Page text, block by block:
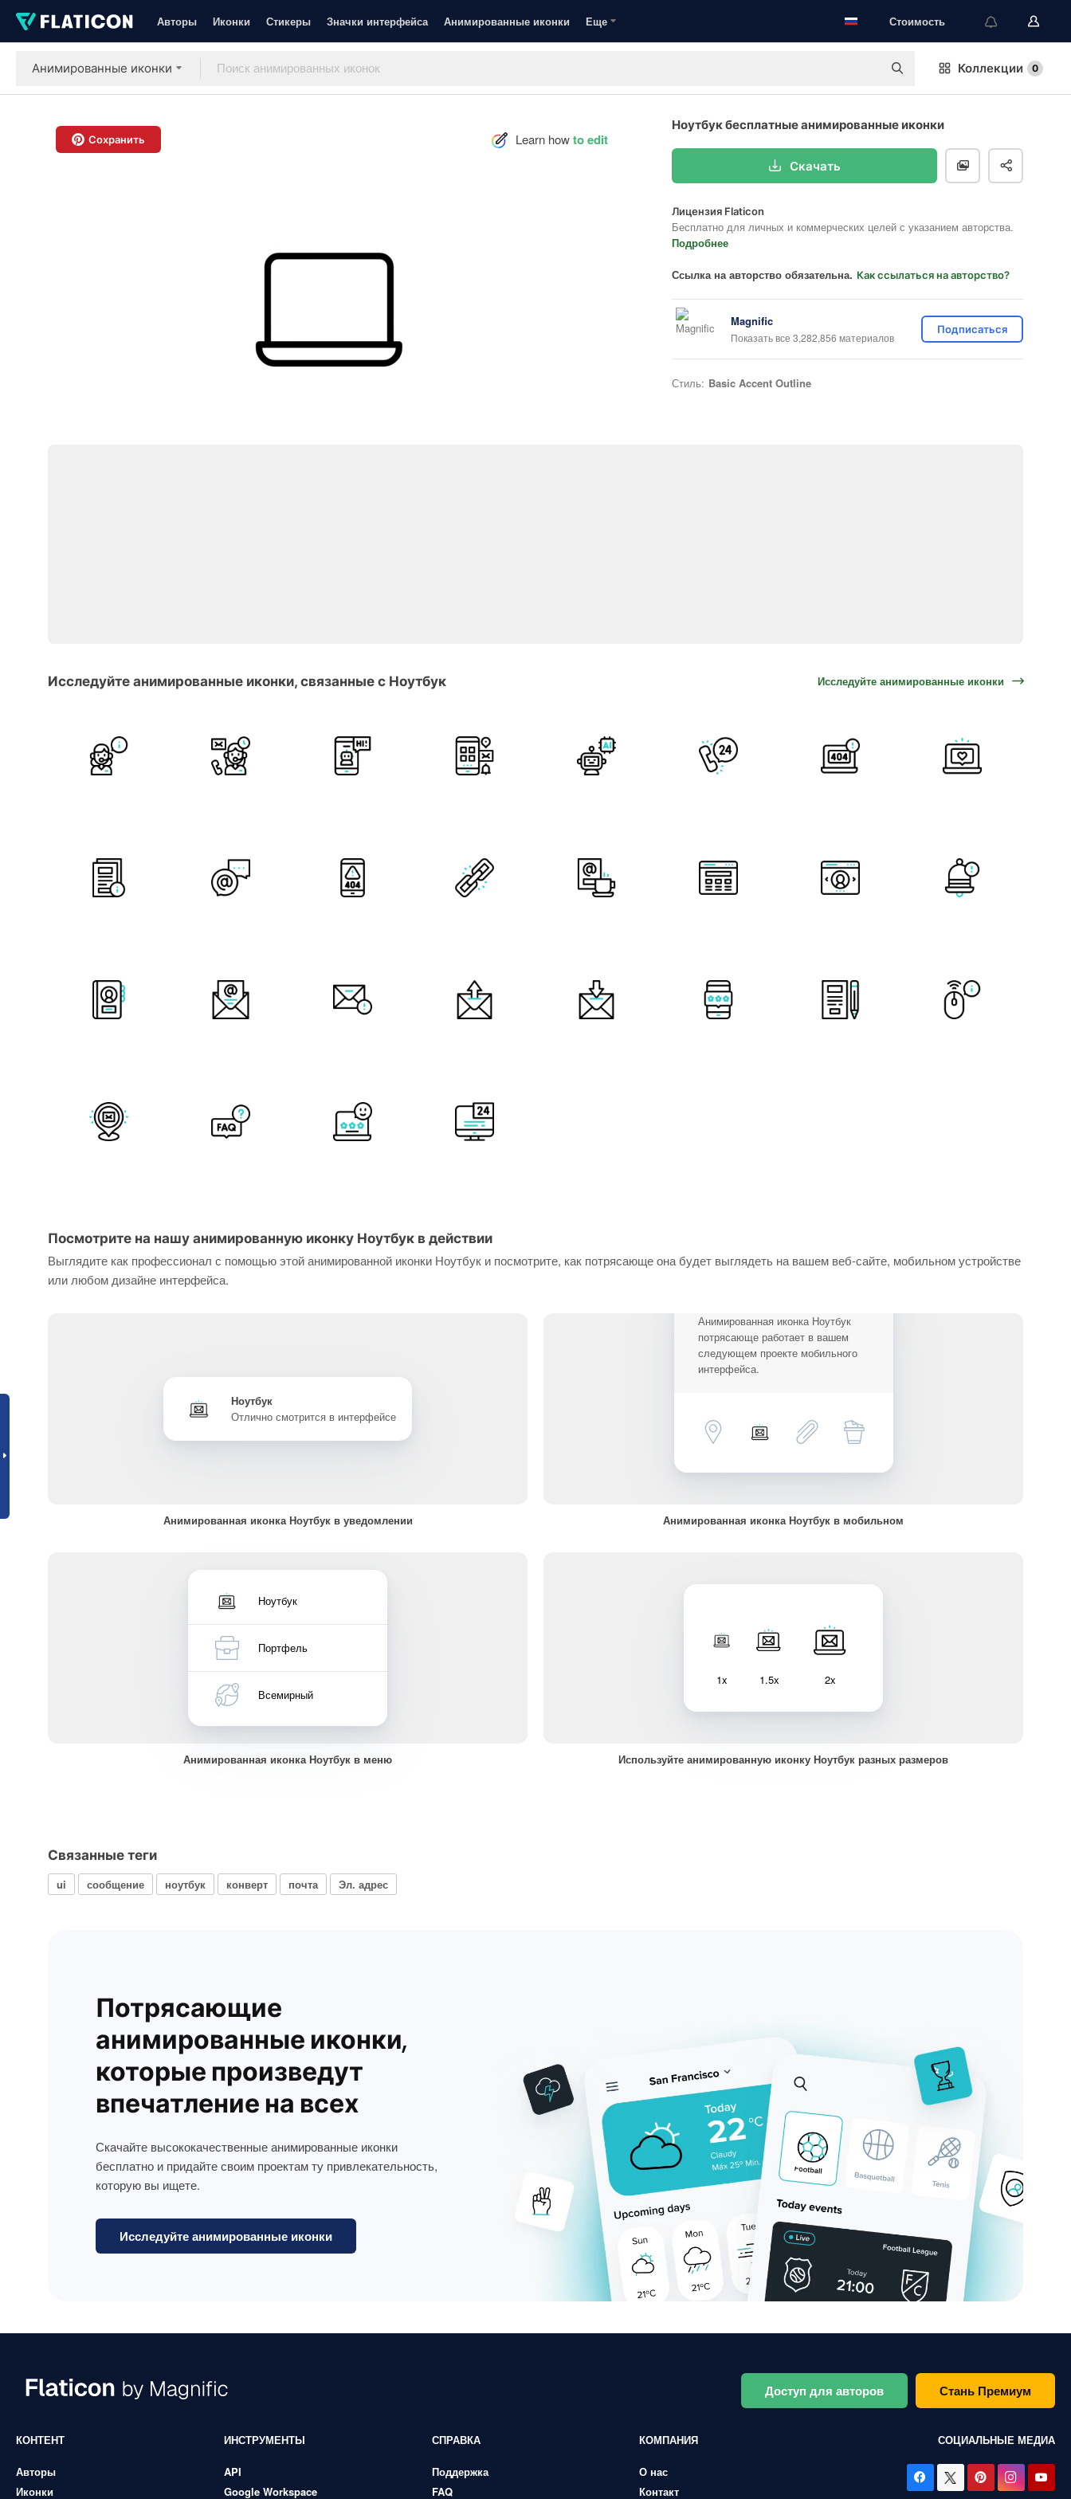
Авторы Иконки Стикеры Значки интерфейса Анимированные иконки Еще Стоимость
Анимированные иконки Коллекции 0
Сохранить Learn howto edit
Ноутбук бесплатные анимированные иконки
Скачать
Лицензия Flaticon
Бесплатно для личных и коммерческих целей с указанием авторства.
Подробнее
Ссылка на авторство обязательна. Как ссылаться на авторство?
Magnific
Показать все 3,282,856 материалов
Подписаться
Стиль: Basic Accent Outline
Исследуйте анимированные иконки, связанные с Ноутбук Исследуйте анимированные иконки
Посмотрите на нашу анимированную иконку Ноутбук в действии
Выглядите как профессионал с помощью этой анимированной иконки Ноутбук и посмотрите, как потрясающе она будет выглядеть на вашем веб-сайте, мобильном устройстве
или любом дизайне интерфейса.
Ноутбук
Отлично смотрится в интерфейсе
Анимированная иконка Ноутбук в уведомлении
Анимированная иконка Ноутбук
потрясающе работает в вашем
следующем проекте мобильного
интерфейса.
Анимированная иконка Ноутбук в мобильном
Ноутбук
Портфель
Всемирный
Анимированная иконка Ноутбук в меню
1x 1.5x 2x
Используйте анимированную иконку Ноутбук разных размеров
Связанные теги
ui сообщение ноутбук конверт почта Эл. адрес
Потрясающие
анимированные иконки,
которые произведут
впечатление на всех
Скачайте высококачественные анимированные иконки
бесплатно и придайте своим проектам ту привлекательность,
которую вы ищете.
Исследуйте анимированные иконки
Доступ для авторов Стань Премиум
КОНТЕНТ
Авторы
Иконки
ИНСТРУМЕНТЫ
API
Google Workspace
СПРАВКА
Поддержка
FAQ
КОМПАНИЯ
О нас
Контакт
СОЦИАЛЬНЫЕ МЕДИА